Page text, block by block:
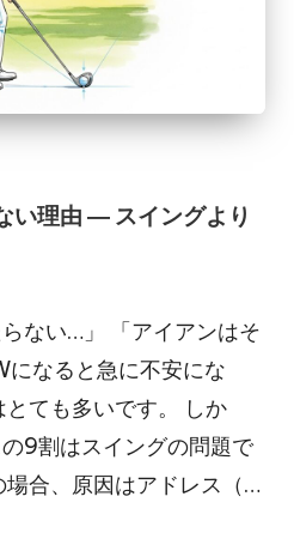
い理由 ― スイングより
らない…」 「アイアンはそ
になると急に不安にな
ても多いです。 しか
9割はスイングの問題で
場合、原因はアドレス（…